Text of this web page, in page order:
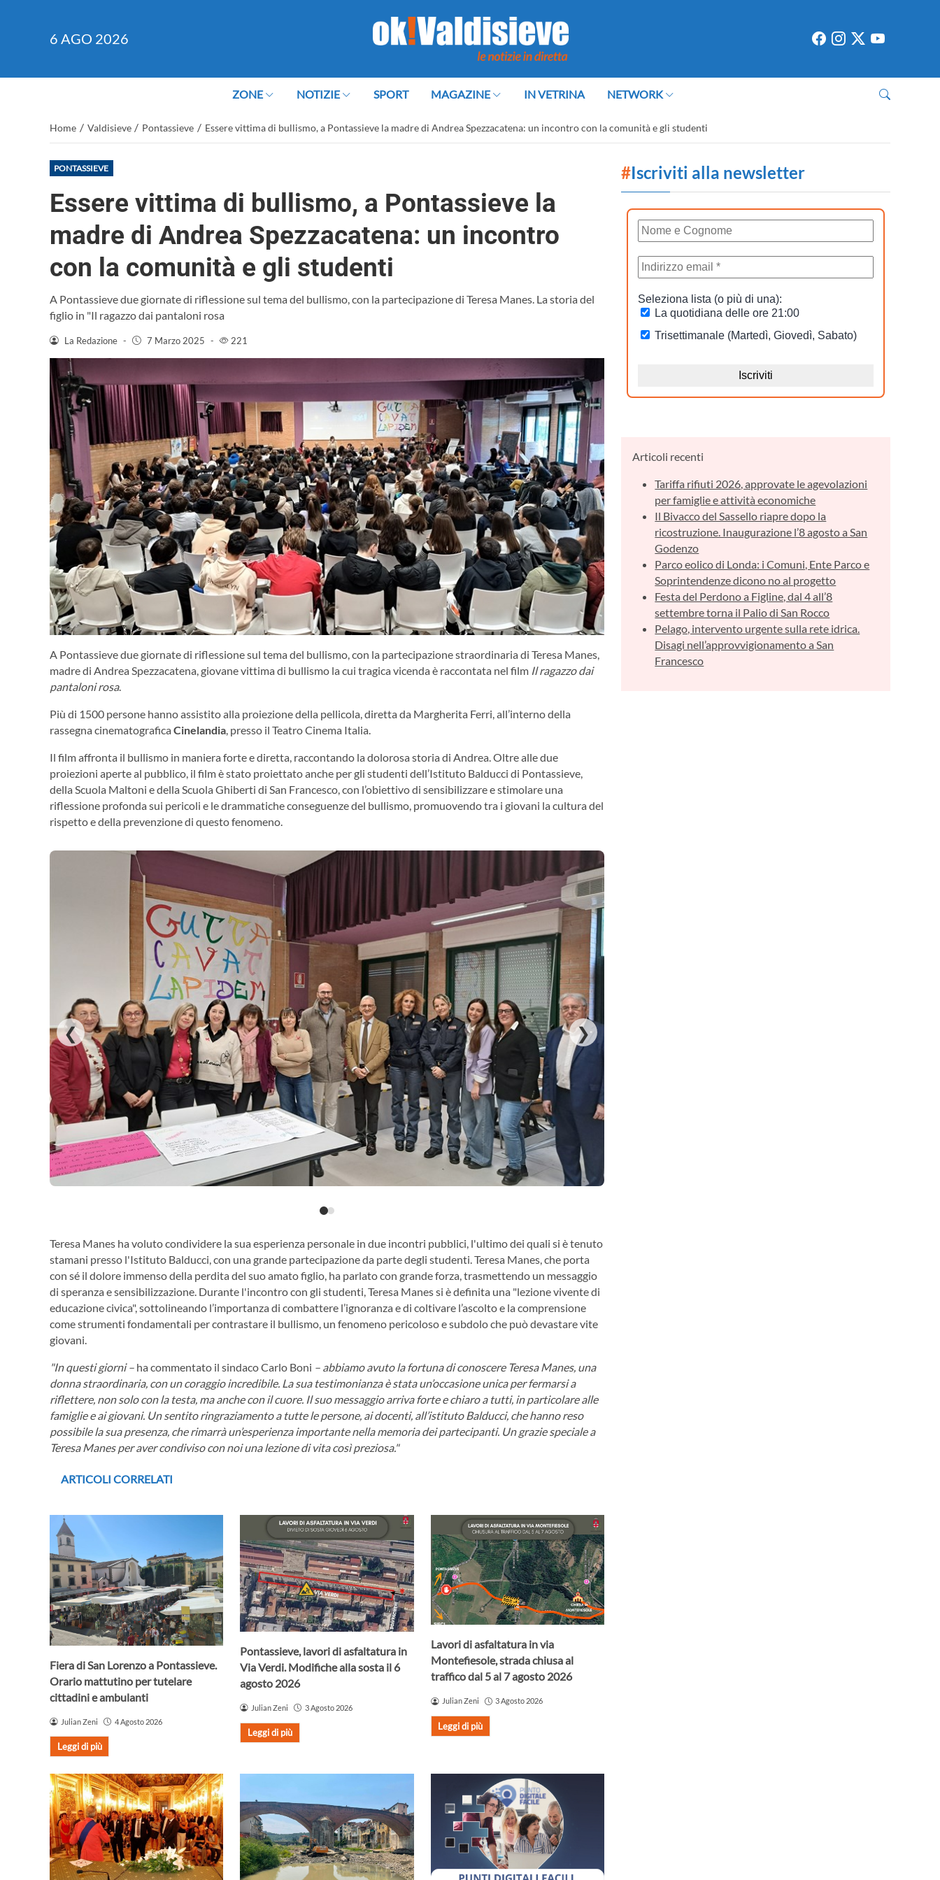
6 AGO 2026
ZONE NOTIZIE SPORT MAGAZINE IN VETRINA NETWORK
Home / Valdisieve / Pontassieve / Essere vittima di bullismo, a Pontassieve la madre di Andrea Spezzacatena: un incontro con la comunità e gli studenti
PONTASSIEVE
Essere vittima di bullismo, a Pontassieve la
madre di Andrea Spezzacatena: un incontro
con la comunità e gli studenti
A Pontassieve due giornate di riflessione sul tema del bullismo, con la partecipazione di Teresa Manes. La storia del
figlio in "Il ragazzo dai pantaloni rosa
La Redazione - 7 Marzo 2025 - 221
A Pontassieve due giornate di riflessione sul tema del bullismo, con la partecipazione straordinaria di Teresa Manes,
madre di Andrea Spezzacatena, giovane vittima di bullismo la cui tragica vicenda è raccontata nel film Il ragazzo dai
pantaloni rosa.
Più di 1500 persone hanno assistito alla proiezione della pellicola, diretta da Margherita Ferri, all’interno della
rassegna cinematografica Cinelandia, presso il Teatro Cinema Italia.
Il film affronta il bullismo in maniera forte e diretta, raccontando la dolorosa storia di Andrea. Oltre alle due
proiezioni aperte al pubblico, il film è stato proiettato anche per gli studenti dell’Istituto Balducci di Pontassieve,
della Scuola Maltoni e della Scuola Ghiberti di San Francesco, con l’obiettivo di sensibilizzare e stimolare una
riflessione profonda sui pericoli e le drammatiche conseguenze del bullismo, promuovendo tra i giovani la cultura del
rispetto e della prevenzione di questo fenomeno.
❮ ❯
Teresa Manes ha voluto condividere la sua esperienza personale in due incontri pubblici, l'ultimo dei quali si è tenuto
stamani presso l'Istituto Balducci, con una grande partecipazione da parte degli studenti. Teresa Manes, che porta
con sé il dolore immenso della perdita del suo amato figlio, ha parlato con grande forza, trasmettendo un messaggio
di speranza e sensibilizzazione. Durante l'incontro con gli studenti, Teresa Manes si è definita una "lezione vivente di
educazione civica", sottolineando l’importanza di combattere l’ignoranza e di coltivare l’ascolto e la comprensione
come strumenti fondamentali per contrastare il bullismo, un fenomeno pericoloso e subdolo che può devastare vite
giovani.
"In questi giorni – ha commentato il sindaco Carlo Boni – abbiamo avuto la fortuna di conoscere Teresa Manes, una
donna straordinaria, con un coraggio incredibile. La sua testimonianza è stata un’occasione unica per fermarsi a
riflettere, non solo con la testa, ma anche con il cuore. Il suo messaggio arriva forte e chiaro a tutti, in particolare alle
famiglie e ai giovani. Un sentito ringraziamento a tutte le persone, ai docenti, all’istituto Balducci, che hanno reso
possibile la sua presenza, che rimarrà un’esperienza importante nella memoria dei partecipanti. Un grazie speciale a
Teresa Manes per aver condiviso con noi una lezione di vita così preziosa."
ARTICOLI CORRELATI
Fiera di San Lorenzo a Pontassieve.
Orario mattutino per tutelare
cittadini e ambulanti
Julian Zeni 4 Agosto 2026
Leggi di più
Pontassieve, lavori di asfaltatura in
Via Verdi. Modifiche alla sosta il 6
agosto 2026
Julian Zeni 3 Agosto 2026
Leggi di più
Lavori di asfaltatura in via
Montefiesole, strada chiusa al
traffico dal 5 al 7 agosto 2026
Julian Zeni 3 Agosto 2026
Leggi di più
#Iscriviti alla newsletter
Articoli recenti
Tariffa rifiuti 2026, approvate le agevolazioni
per famiglie e attività economiche
Il Bivacco del Sassello riapre dopo la
ricostruzione. Inaugurazione l’8 agosto a San
Godenzo
Parco eolico di Londa: i Comuni, Ente Parco e
Soprintendenze dicono no al progetto
Festa del Perdono a Figline, dal 4 all’8
settembre torna il Palio di San Rocco
Pelago, intervento urgente sulla rete idrica.
Disagi nell’approvvigionamento a San
Francesco